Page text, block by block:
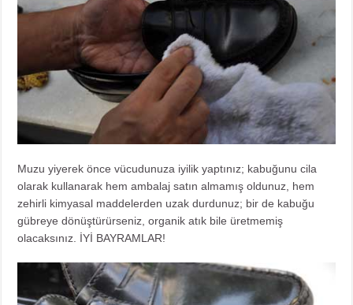
Muzu yiyerek önce vücudunuza iyilik yaptınız; kabuğunu cila
olarak kullanarak hem ambalaj satın almamış oldunuz, hem
zehirli kimyasal maddelerden uzak durdunuz; bir de kabuğu
gübreye dönüştürürseniz, organik atık bile üretmemiş
olacaksınız. İYİ BAYRAMLAR!